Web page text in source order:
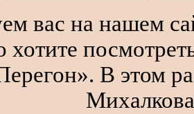
вас на нашем
хотите
В этом